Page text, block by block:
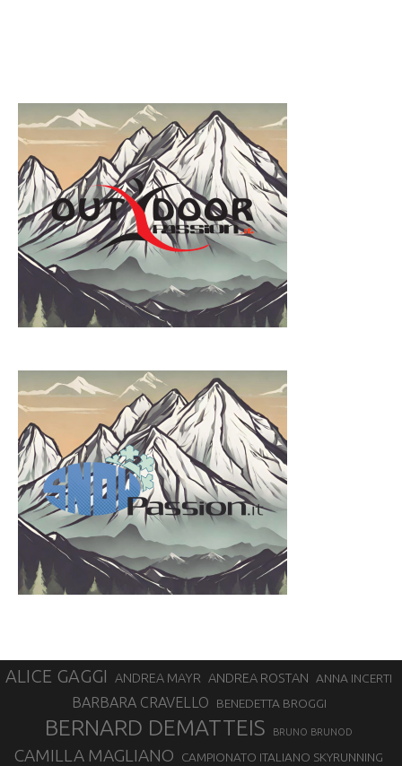
ALICE GAGGI ANDREA MAYR ANDREA ROSTAN ANNA INCERTI
BARBARA CRAVELLO BENEDETTA BROGGI
BERNARD DEMATTEIS BRUNO BRUNOD
CAMILLA MAGLIANO CAMPIONATO ITALIANO SKYRUNNING